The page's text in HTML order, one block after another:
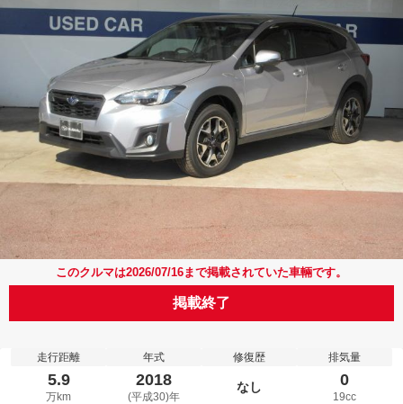
このクルマは2026/07/16まで掲載されていた車輛です。
掲載終了
走行距離
5.9
万km
年式
2018
(平成30)年
修復歴
なし
排気量
0
19cc